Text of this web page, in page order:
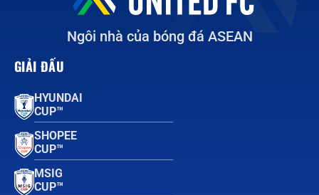
Ngôi nhà của bóng đá ASEAN
GIẢI ĐẤU
HYUNDAI
CUP™
SHOPEE
CUP™
MSIG
CUP™